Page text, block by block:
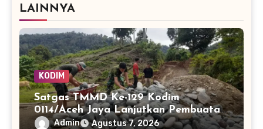
LAINNYA
KODIM
Satgas TMMD Ke-129 Kodim
0114/Aceh Jaya Lanjutkan Pembuatan
Jembatan Kayu 4×6
Admin Agustus 7, 2026